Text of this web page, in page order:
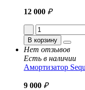
12 000 ₽
В корзину
Нет отзывов
Есть в наличии
Амортизатор
9 000 ₽